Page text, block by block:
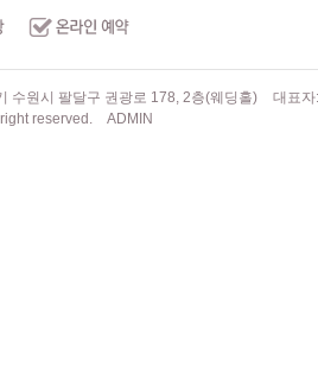
수원시 팔달구 권광로 178, 2층(웨딩홀)
대표
reserved.
ADMIN